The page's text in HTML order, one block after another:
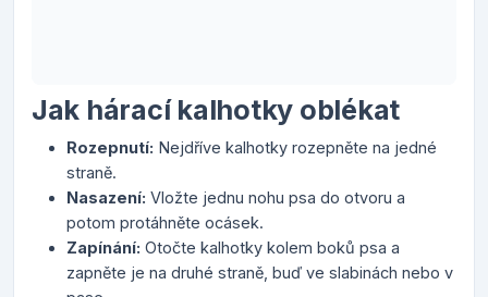
Jak hárací kalhotky oblékat
Rozepnutí: Nejdříve kalhotky rozepněte na jedné
straně.
Nasazení: Vložte jednu nohu psa do otvoru a
potom protáhněte ocásek.
Zapínání: Otočte kalhotky kolem boků psa a
zapněte je na druhé straně, buď ve slabinách nebo v